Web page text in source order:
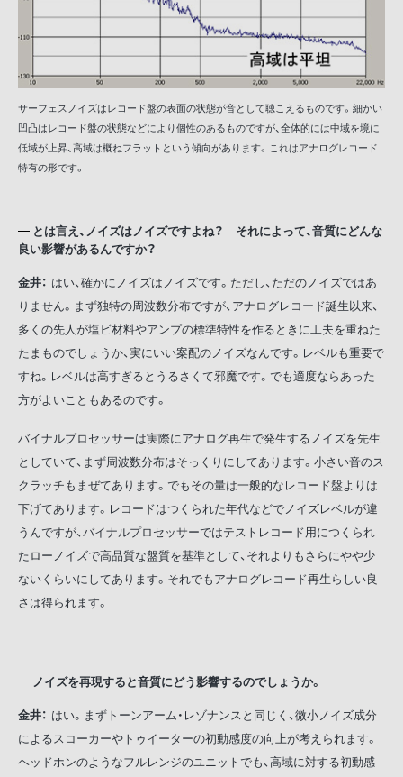
サーフェスノイズはレコード盤の表面の状態が音として聴こえるものです。細かい
凹凸はレコード盤の状態などにより個性のあるものですが、全体的には中域を境に
低域が上昇、高域は概ねフラットという傾向があります。これはアナログレコード
特有の形です。
とは言え、ノイズはノイズですよね？ それによって、音質にどんな
良い影響があるんですか？
金井： はい、確かにノイズはノイズです。ただし、ただのノイズではあ
りません。まず独特の周波数分布ですが、アナログレコード誕生以来、
多くの先人が塩ビ材料やアンプの標準特性を作るときに工夫を重ねた
たまものでしょうか、実にいい案配のノイズなんです。レベルも重要で
すね。レベルは高すぎるとうるさくて邪魔です。でも適度ならあった
方がよいこともあるのです。
バイナルプロセッサーは実際にアナログ再生で発生するノイズを先生
としていて、まず周波数分布はそっくりにしてあります。小さい音のス
クラッチもまぜてあります。でもその量は一般的なレコード盤よりは
下げてあります。レコードはつくられた年代などでノイズレベルが違
うんですが、バイナルプロセッサーではテストレコード用につくられ
たローノイズで高品質な盤質を基準として、それよりもさらにやや少
ないくらいにしてあります。それでもアナログレコード再生らしい良
さは得られます。
ノイズを再現すると音質にどう影響するのでしょうか。
金井： はい。まずトーンアーム・レゾナンスと同じく、微小ノイズ成分
によるスコーカーやトゥイーターの初動感度の向上が考えられます。
ヘッドホンのようなフルレンジのユニットでも、高域に対する初動感